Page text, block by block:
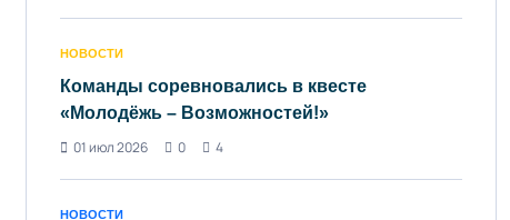
НОВОСТИ
Команды соревновались в квесте
«Молодёжь – Возможностей!»
01 июл 2026
0 4
НОВОСТИ